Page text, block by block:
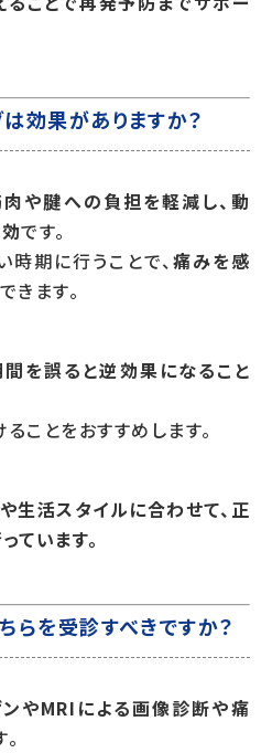
効果がありますか？
や腱への負担を軽減し、動
です。
期に行うことで、痛みを感
きます。
を誤ると逆効果になること
ことをおすすめします。
生活スタイルに合わせて、正
ています。
らを受診すべきですか？
ンやMRIによる画像診断や痛